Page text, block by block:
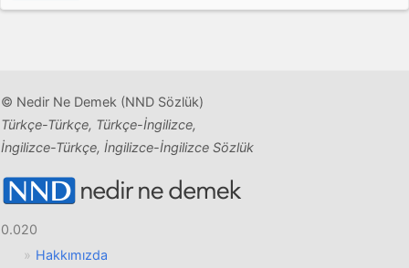
© Nedir Ne Demek (NND Sözlük)
Türkçe-Türkçe, Türkçe-İngilizce,
İngilizce-Türkçe, İngilizce-İngilizce Sözlük
0.020
Hakkımızda